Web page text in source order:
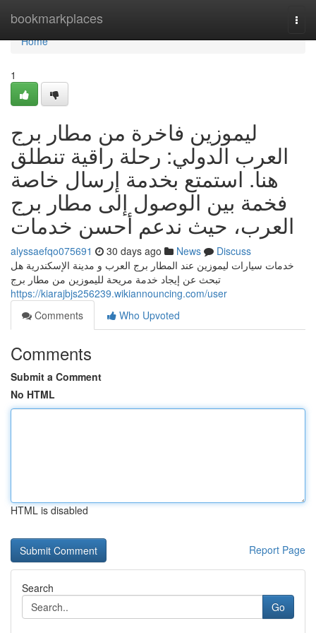
bookmarkplaces
Home
Home
1
ليموزين فاخرة من مطار برج
العرب الدولي: رحلة راقية تنطلق
هنا. استمتع بخدمة إرسال خاصة
فخمة بين الوصول إلى مطار برج
العرب، حيث ندعم أحسن خدمات
alyssaefqo075691 30 days ago News
Discuss
خدمات سيارات ليموزين عند المطار برج العرب و مدينة الإسكندرية هل
تبحث عن إيجاد خدمة مريحة لليموزين من مطار برج
https://kiarajbjs256239.wikiannouncing.com/user
Comments
Who Upvoted
Comments
Submit a Comment
No HTML
HTML is disabled
Report Page
Search
Go